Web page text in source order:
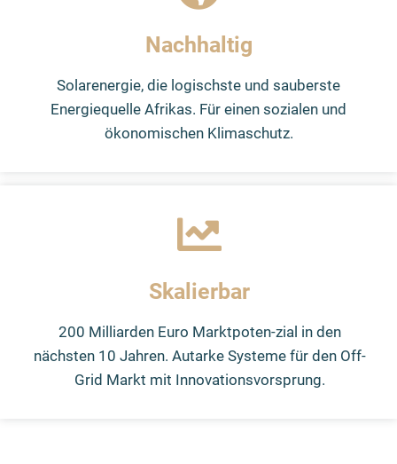
Nachhaltig
Solarenergie, die logischste und sauberste
Energiequelle Afrikas. Für einen sozialen und
ökonomischen Klimaschutz.
Skalierbar
200 Milliarden Euro Marktpoten-zial in den
nächsten 10 Jahren. Autarke Systeme für den Off-
Grid Markt mit Innovationsvorsprung.